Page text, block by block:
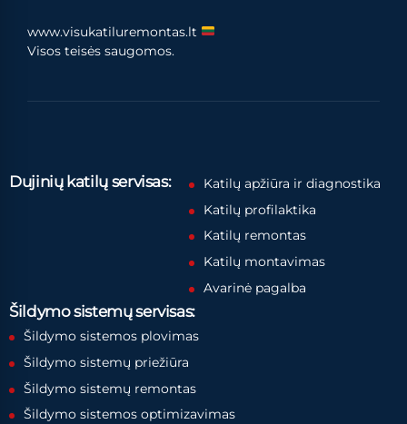
www.visukatiluremontas.lt
Visos teisės saugomos.
Dujinių katilų servisas:
Katilų apžiūra ir diagnostika
Katilų profilaktika
Katilų remontas
Katilų montavimas
Avarinė pagalba
Šildymo sistemų servisas:
Šildymo sistemos plovimas
Šildymo sistemų priežiūra
Šildymo sistemų remontas
Šildymo sistemos optimizavimas